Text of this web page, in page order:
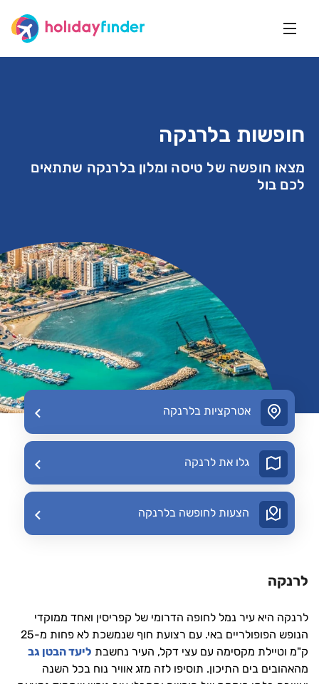
חופשות בלרנקה
מצאו חופשה של טיסה ומלון בלרנקה שתתאים
לכם בול
אטרקציות בלרנקה
גלו את לרנקה
הצעות לחופשה בלרנקה
לרנקה
לרנקה היא עיר נמל לחופה הדרומי של קפריסין ואחד ממוקדי
הנופש הפופולריים באי. עם רצועת חוף שנמשכת לא פחות מ-25
ק"מ וטיילת מקסימה עם עצי דקל, העיר נחשבת ליעד הבטן גב
מהאהובים בים התיכון. תוסיפו לזה מזג אוויר נוח בכל השנה